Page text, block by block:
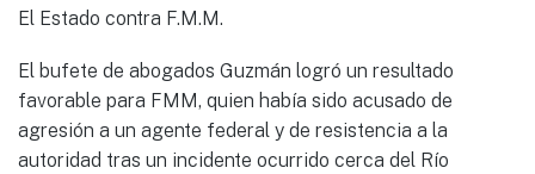
El Estado contra F.M.M.
El bufete de abogados Guzmán logró un resultado
favorable para FMM, quien había sido acusado de
agresión a un agente federal y de resistencia a la
autoridad tras un incidente ocurrido cerca del Río